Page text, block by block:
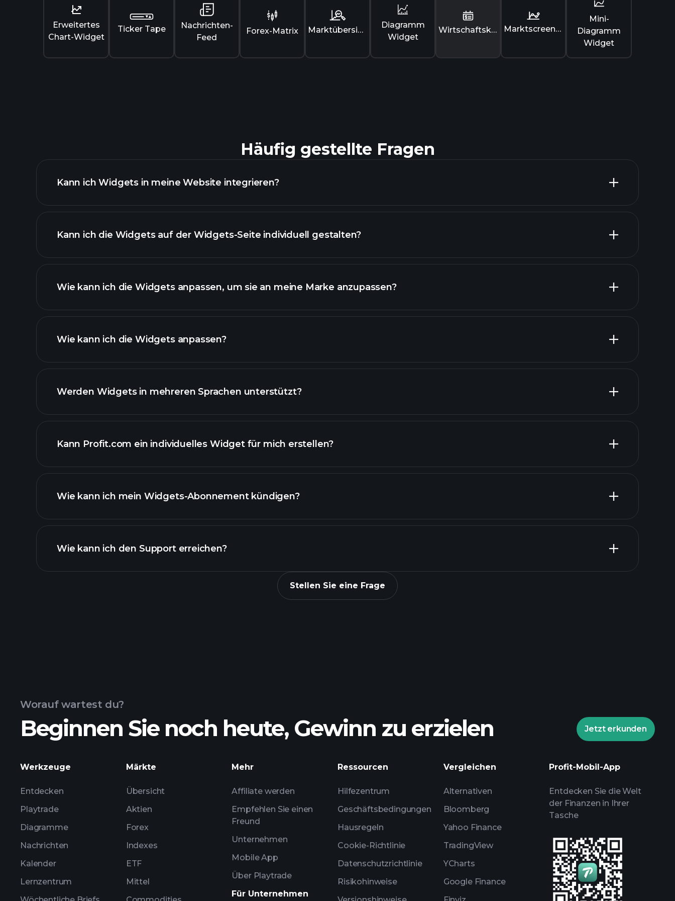
Erweitertes
Chart-Widget
Ticker Tape
Nachrichten-
Feed
Forex-Matrix Marktübersicht
Diagramm
Widget
Wirtschaftskalender Marktscreener
Mini-
Diagramm
Widget
Häufig gestellte Fragen
Kann ich Widgets in meine Website integrieren?
Kann ich die Widgets auf der Widgets-Seite individuell gestalten?
Wie kann ich die Widgets anpassen, um sie an meine Marke anzupassen?
Wie kann ich die Widgets anpassen?
Werden Widgets in mehreren Sprachen unterstützt?
Kann Profit.com ein individuelles Widget für mich erstellen?
contact@profit.com
Wie kann ich mein Widgets-Abonnement kündigen?
Konsole
Wie kann ich den Support erreichen?
Formular
Stellen Sie eine Frage
Worauf wartest du?
Beginnen Sie noch heute, Gewinn zu erzielen Jetzt erkunden
Werkzeuge
Entdecken
Playtrade
Diagramme
Nachrichten
Kalender
Lernzentrum
Märkte
Übersicht
Aktien
Forex
Indexes
ETF
Mittel
Mehr
Affiliate werden
Empfehlen Sie einen
Freund
Unternehmen
Mobile App
Über Playtrade
Für Unternehmen
Ressourcen
Hilfezentrum
Geschäftsbedingungen
Hausregeln
Cookie-Richtlinie
Datenschutzrichtlinie
Risikohinweise
Vergleichen
Alternativen
Bloomberg
Yahoo Finance
TradingView
YCharts
Google Finance
Profit-Mobil-App
Entdecken Sie die Welt
der Finanzen in Ihrer
Tasche